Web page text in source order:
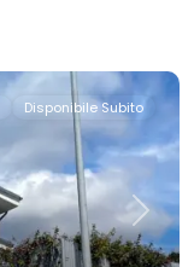
Next
Disponibile Subito